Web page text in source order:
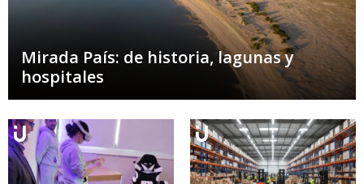
Mirada País: de historia, lagunas y
hospitales